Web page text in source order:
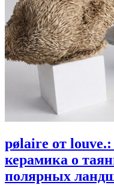
pølaire от
керамика о
полярных